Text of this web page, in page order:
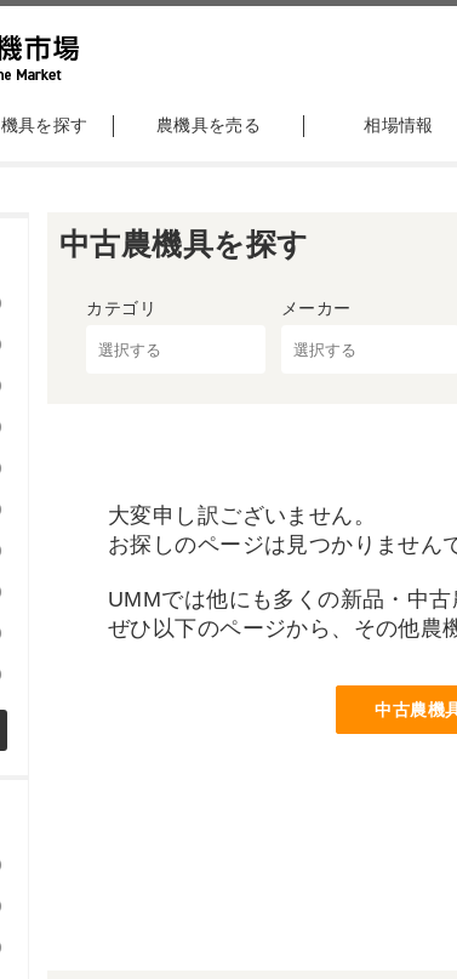
具を探す 農機具を売る 相場情報
中古農機具を探す
カテゴリ メーカー
大変申し訳ございません。
お探しのページは見つかりません
UMMでは他にも多くの新品・中
ぜひ以下のページから、その他農
中古農機